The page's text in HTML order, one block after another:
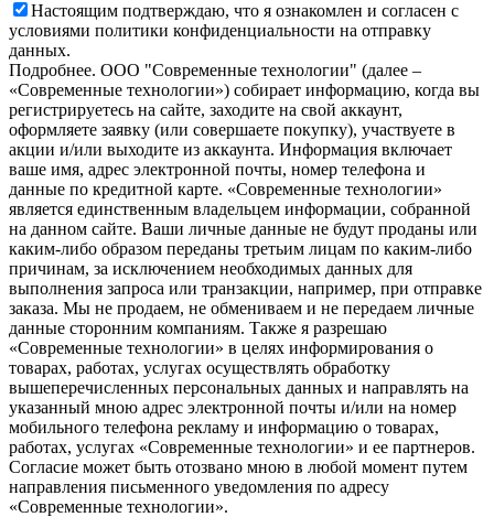
Настоящим подтверждаю, что я ознакомлен и согласен с
условиями политики конфиденциальности на отправку
данных.
Подробнее. OOO "Современные технологии" (далее –
«Современные технологии») собирает информацию, когда вы
регистрируетесь на сайте, заходите на свой аккаунт,
оформляете заявку (или совершаете покупку), участвуете в
акции и/или выходите из аккаунта. Информация включает
ваше имя, адрес электронной почты, номер телефона и
данные по кредитной карте. «Современные технологии»
является единственным владельцем информации, собранной
на данном сайте. Ваши личные данные не будут проданы или
каким-либо образом переданы третьим лицам по каким-либо
причинам, за исключением необходимых данных для
выполнения запроса или транзакции, например, при отправке
заказа. Мы не продаем, не обмениваем и не передаем личные
данные сторонним компаниям. Также я разрешаю
«Современные технологии» в целях информирования о
товарах, работах, услугах осуществлять обработку
вышеперечисленных персональных данных и направлять на
указанный мною адрес электронной почты и/или на номер
мобильного телефона рекламу и информацию о товарах,
работах, услугах «Современные технологии» и ее партнеров.
Согласие может быть отозвано мною в любой момент путем
направления письменного уведомления по адресу
«Современные технологии».